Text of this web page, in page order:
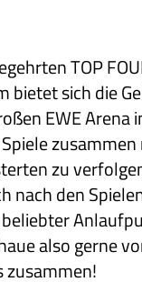
TOP
bietet sich die
EWE Arena
zu
nach den
beliebter
also gerne
zusammen!